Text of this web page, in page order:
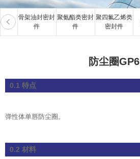
骨架油封密封
件
聚氨酯类密封
件
聚四氟乙烯类
密封件
防尘圈GP6
0.1 特点
弹性体单唇防尘圈。
0.2 材料